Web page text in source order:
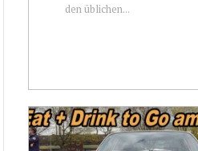
den üblichen...